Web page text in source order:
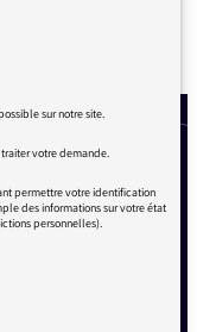
sur notre site.
votre demande.
permettre votre identification
des informations sur votre état
personnelles).